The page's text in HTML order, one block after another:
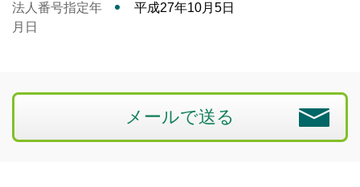
法人番号指定年
月日
平成27年10月5日
メールで送る